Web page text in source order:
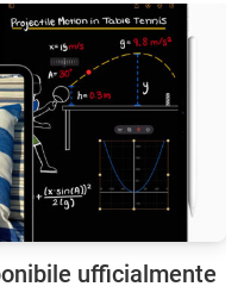
ufficialmente